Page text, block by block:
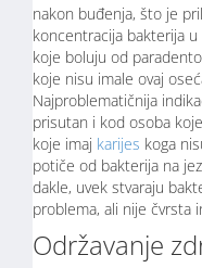
nakon buđenja, što je
koncentracija bakterija
koje boluju od
koje nisu imale ovaj
Najproblematičnija
prisutan i kod osoba
koje imaj karijes koga
potiče od bakterija na
dakle, uvek stvaraju
problema, ali nije čvrsta
Održavanje